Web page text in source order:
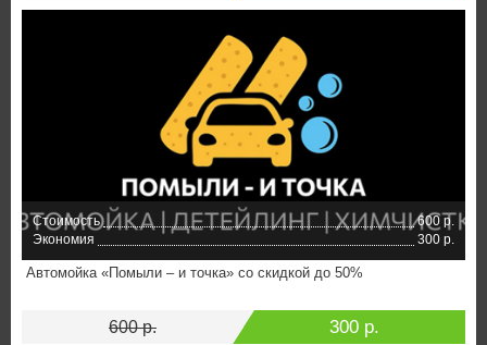
Стоимость
600 р.
Экономия
300 р.
Автомойка «Помыли – и точка» со скидкой до 50%
600 р. 300 р.